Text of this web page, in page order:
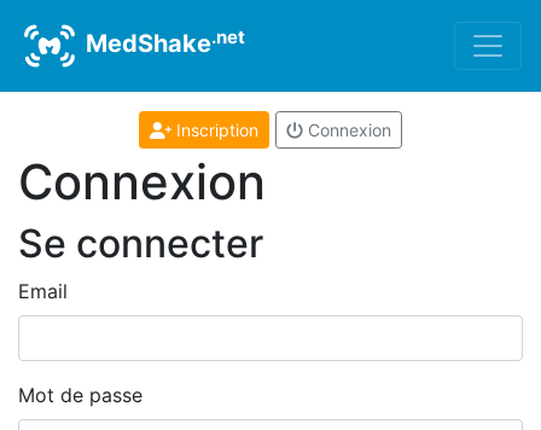
MedShake.net
Inscription Connexion
Connexion
Se connecter
Email
Mot de passe